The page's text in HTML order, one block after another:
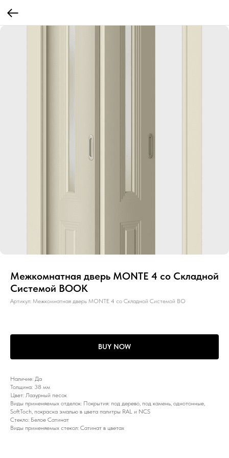
Межкомнатная дверь MONTE 4 со Складной
Системой BOOK
Артикул: Межкомнатная дверь MONTE 4 со Складной Системой BO
BUY NOW
Наличие: Да
Толщина: 38 мм
Цвет: Лазурный песок
Виды применяемых отделок: Покрытия: под дерево, под камень, однотонные,
SoftToch, покраска эмалью в цвета палитры RAL и NCS
Стекло: Белое Сатинат
Виды применяемых стекол: Сатинат в цветах